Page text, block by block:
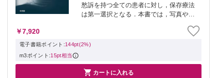
愁訴を持つ全ての患者に対し，保存療法
は第一選択となる．本書では，写真や図
ら考えたリスクを軽減するための生活指
導，日々解明される病態から考えられた
￥7,920
電子書籍ポイント:144pt(2%)
m3ポイント:15pt相当
 カートに入れる